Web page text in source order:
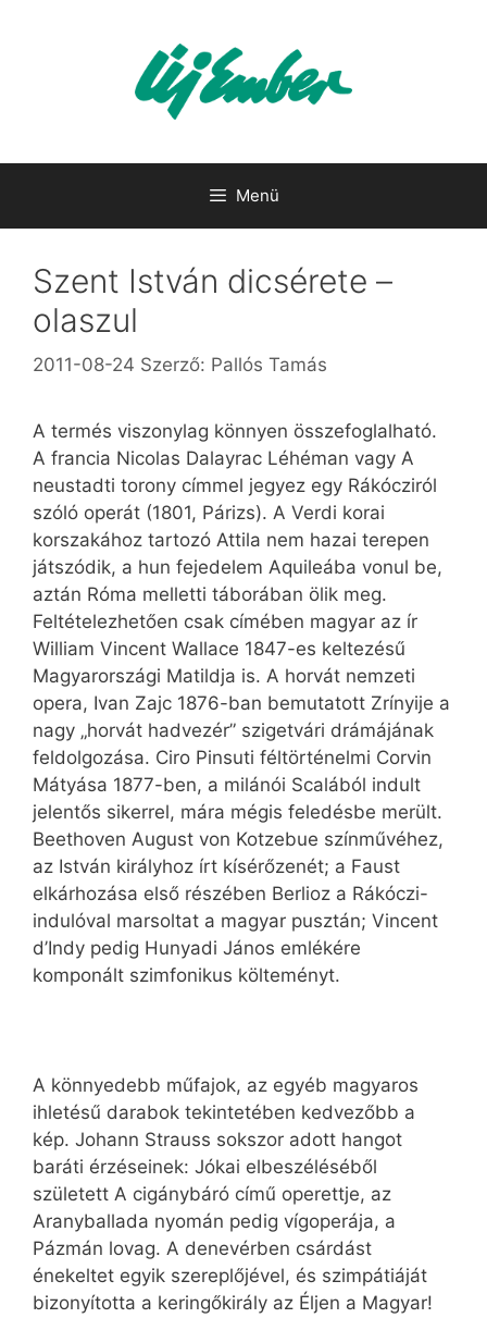
Menü
Szent István dicsérete –
olaszul
2011-08-24 Szerző: Pallós Tamás
A termés viszonylag könnyen összefoglalható.
A francia Nicolas Dalayrac Léhéman vagy A
neustadti torony címmel jegyez egy Rákócziról
szóló operát (1801, Párizs). A Verdi korai
korszakához tartozó Attila nem hazai terepen
játszódik, a hun fejedelem Aquileába vonul be,
aztán Róma melletti táborában ölik meg.
Feltételezhetően csak címében magyar az ír
William Vincent Wallace 1847-es keltezésű
Magyarországi Matildja is. A horvát nemzeti
opera, Ivan Zajc 1876-ban bemutatott Zrínyije a
nagy „horvát hadvezér” szigetvári drámájának
feldolgozása. Ciro Pinsuti féltörténelmi Corvin
Mátyása 1877-ben, a milánói Scalából indult
jelentős sikerrel, mára mégis feledésbe merült.
Beethoven August von Kotzebue színművéhez,
az István királyhoz írt kísérőzenét; a Faust
elkárhozása első részében Berlioz a Rákóczi-
indulóval marsoltat a magyar pusztán; Vincent
d’Indy pedig Hunyadi János emlékére
komponált szimfonikus költeményt.
A könnyedebb műfajok, az egyéb magyaros
ihletésű darabok tekintetében kedvezőbb a
kép. Johann Strauss sokszor adott hangot
baráti érzéseinek: Jókai elbeszéléséből
született A cigánybáró című operettje, az
Aranyballada nyomán pedig vígoperája, a
Pázmán lovag. A denevérben csárdást
énekeltet egyik szereplőjével, és szimpátiáját
bizonyította a keringőkirály az Éljen a Magyar!